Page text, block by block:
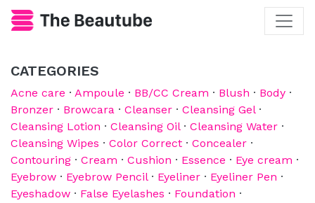
CATEGORIES
Acne care · Ampoule · BB/CC Cream · Blush · Body ·
Bronzer · Browcara · Cleanser · Cleansing Gel·
Cleansing Lotion · Cleansing Oil· Cleansing Water ·
Cleansing Wipes · Color Correct · Concealer ·
Contouring · Cream · Cushion · Essence · Eye cream ·
Eyebrow · Eyebrow Pencil· Eyeliner · Eyeliner Pen ·
Eyeshadow · False Eyelashes · Foundation ·